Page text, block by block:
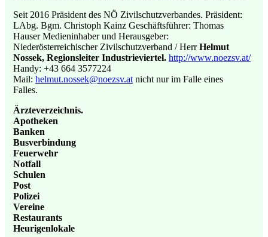
Seit 2016 Präsident des NÖ Zivilschutzverbandes. Präsident:
LAbg. Bgm. Christoph Kainz Geschäftsführer: Thomas
Hauser Medieninhaber und Herausgeber:
Niederösterreichischer Zivilschutzverband / HerrHelmut
Nossek, Regionsleiter Industrieviertel. http://www.noezsv.at/
Handy: +43 664 3577224
Mail: helmut.nossek@noezsv.at nicht nur im Falle eines
Falles.
Ärzteverzeichnis.
Apotheken
Banken
Busverbindung
Feuerwehr
Notfall
Schulen
Post
Polizei
Vereine
Restaurants
Heurigenlokale